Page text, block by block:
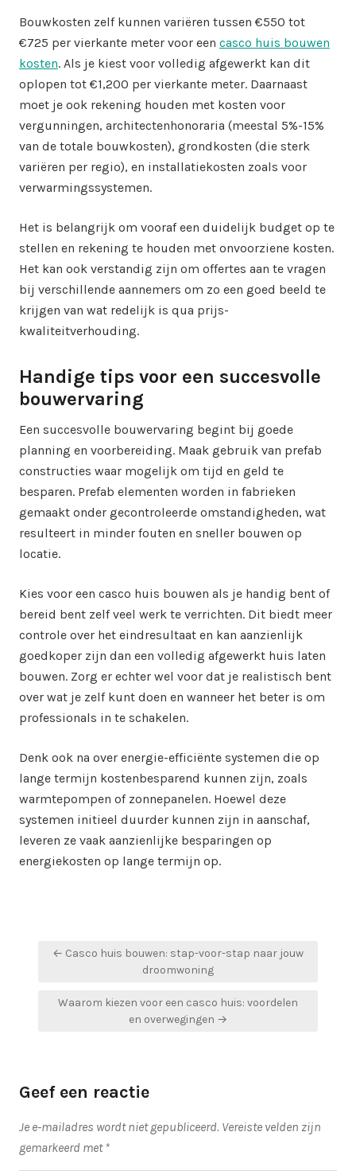
Bouwkosten zelf kunnen variëren tussen €550 tot
€725 per vierkante meter voor een casco huis bouwen
kosten. Als je kiest voor volledig afgewerkt kan dit
oplopen tot €1,200 per vierkante meter. Daarnaast
moet je ook rekening houden met kosten voor
vergunningen, architectenhonoraria (meestal 5%-15%
van de totale bouwkosten), grondkosten (die sterk
variëren per regio), en installatiekosten zoals voor
verwarmingssystemen.
Het is belangrijk om vooraf een duidelijk budget op te
stellen en rekening te houden met onvoorziene kosten.
Het kan ook verstandig zijn om offertes aan te vragen
bij verschillende aannemers om zo een goed beeld te
krijgen van wat redelijk is qua prijs-
kwaliteitverhouding.
Handige tips voor een succesvolle
bouwervaring
Een succesvolle bouwervaring begint bij goede
planning en voorbereiding. Maak gebruik van prefab
constructies waar mogelijk om tijd en geld te
besparen. Prefab elementen worden in fabrieken
gemaakt onder gecontroleerde omstandigheden, wat
resulteert in minder fouten en sneller bouwen op
locatie.
Kies voor een casco huis bouwen als je handig bent of
bereid bent zelf veel werk te verrichten. Dit biedt meer
controle over het eindresultaat en kan aanzienlijk
goedkoper zijn dan een volledig afgewerkt huis laten
bouwen. Zorg er echter wel voor dat je realistisch bent
over wat je zelf kunt doen en wanneer het beter is om
professionals in te schakelen.
Denk ook na over energie-efficiënte systemen die op
lange termijn kostenbesparend kunnen zijn, zoals
warmtepompen of zonnepanelen. Hoewel deze
systemen initieel duurder kunnen zijn in aanschaf,
leveren ze vaak aanzienlijke besparingen op
energiekosten op lange termijn op.
Bericht
← Casco huis bouwen: stap-voor-stap naar jouw
droomwoning
Waarom kiezen voor een casco huis: voordelen
en overwegingen →
Geef een reactie
Je e-mailadres wordt niet gepubliceerd. Vereiste velden zijn
gemarkeerd met *